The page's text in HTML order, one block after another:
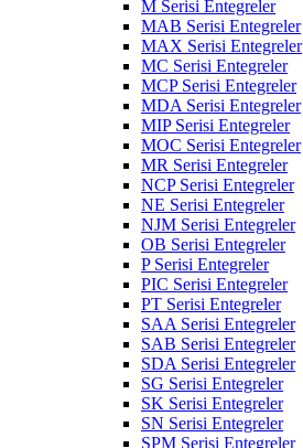
M Serisi Entegreler
MAB Serisi Entegreler
MAX Serisi Entegreler
MC Serisi Entegreler
MCP Serisi Entegreler
MDA Serisi Entegreler
MIP Serisi Entegreler
MOC Serisi Entegreler
MR Serisi Entegreler
NCP Serisi Entegreler
NE Serisi Entegreler
NJM Serisi Entegreler
OB Serisi Entegreler
P Serisi Entegreler
PIC Serisi Entegreler
PT Serisi Entegreler
SAA Serisi Entegreler
SAB Serisi Entegreler
SDA Serisi Entegreler
SG Serisi Entegreler
SK Serisi Entegreler
SN Serisi Entegreler
SPM Serisi Entegreler